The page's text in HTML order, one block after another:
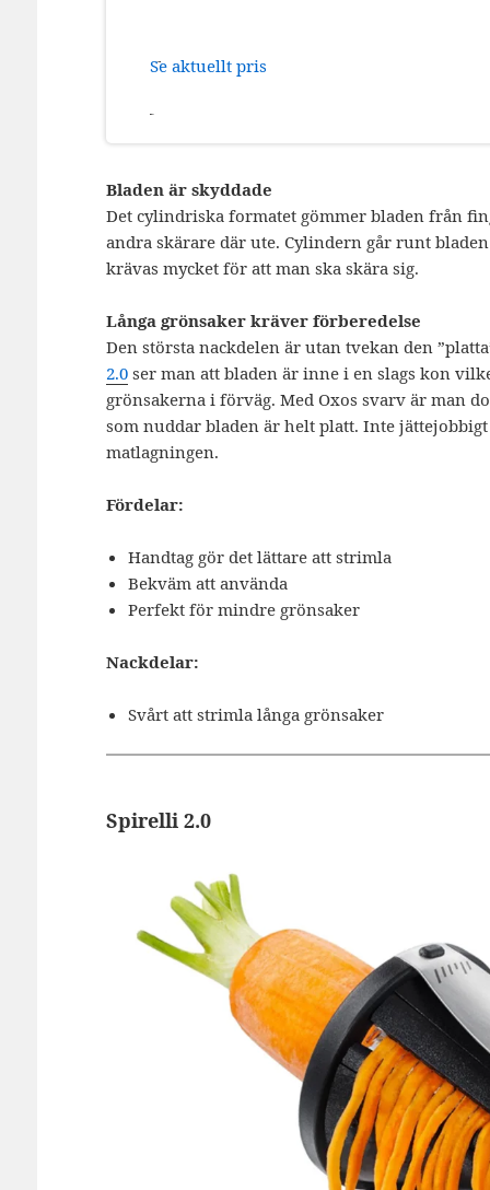
Se aktuellt pris
Bladen är skyddade
Det cylindriska formatet gömmer bladen från
andra skärare där ute. Cylindern går runt
krävas mycket för att man ska skära sig.
Långa grönsaker kräver förberedelse
Den största nackdelen är utan tvekan den
2.0ser man att bladen är inne i en slags kon
grönsakerna i förväg. Med Oxos svarv är man
som nuddar bladen är helt platt. Inte
matlagningen.
Fördelar:
Handtag gör det lättare att strimla
Bekväm att använda
Perfekt för mindre grönsaker
Nackdelar:
Svårt att strimla långa grönsaker
Spirelli 2.0